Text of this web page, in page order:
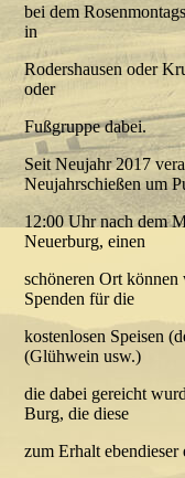
bei dem
in
Rodershausen oder
oder
Fußgruppe dabei.
Seit Neujahr 2017
Neujahrschießen um
12:00 Uhr nach dem
Neuerburg, einen
schöneren Ort
Spenden für die
kostenlosen Speisen
(Glühwein usw.)
die dabei gereicht
Burg, die diese
zum Erhalt ebendieser